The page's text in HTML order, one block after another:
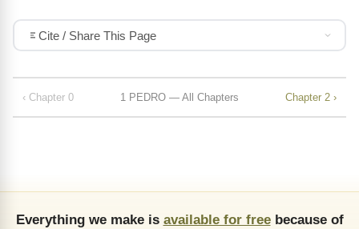
Cite / Share This Page
‹ Chapter 0 1 PEDRO — All Chapters Chapter 2 ›
Everything we make is available for freebecause of